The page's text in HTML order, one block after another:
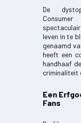
De
leven in te
genaamd
heeft een
handhaaf
criminaliteit
Een
Fans